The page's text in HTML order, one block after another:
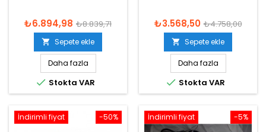
₺6.894,98 ₺8.839,71
 Sepete ekle
Daha fazla
 Stokta VAR
₺3.568,50 ₺4.758,00
 Sepete ekle
Daha fazla
 Stokta VAR
-50%
İndirimli fiyat -5%
İndirimli fiyat